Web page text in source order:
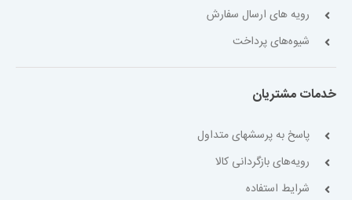
رویه های ارسال سفارش
شیوه‌های پرداخت
خدمات مشتریان
پاسخ به پرسشهای متداول
رویه‌های بازگردانی کالا
شرایط استفاده